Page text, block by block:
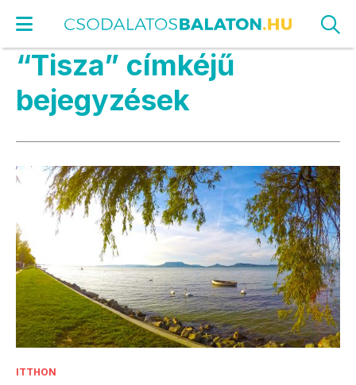
“Tisza” címkéjű
bejegyzések
ITTHON